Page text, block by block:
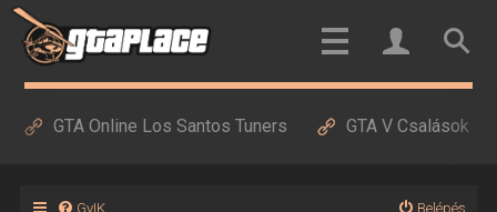
GTA Online Los Santos Tuners GTA V Csalások
GyIK Belépés